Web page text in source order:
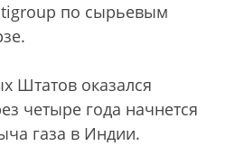
по сырьевым
Штатов оказался
четыре года начнется
газа в Индии.